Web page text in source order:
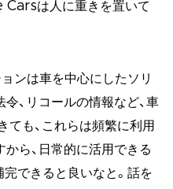
は人に重きを置いて
ンは車を中心にしたソリ
、リコールの情報など、車
ても、これらは頻繁に利用
ら、日常的に活用できる
できると良いなと。話を